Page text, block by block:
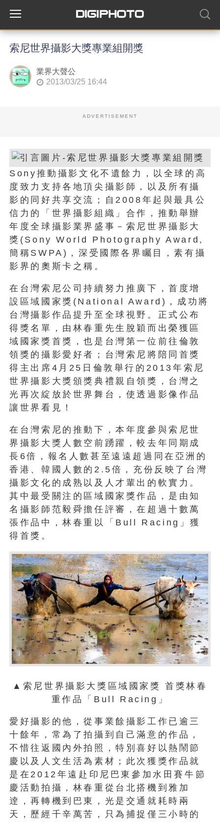
索尼世界攝影大獎專業組開獎
業界大聲公
2013/03/25 16:44
ADVERTISEMENT
Sony推動攝影文化不遺餘力，以全球的高
度致力支持各地頂尖攝影師，以及所有攝
影的同好共享交流；自2008年起與最具公
信力的「世界攝影組織」合作，推動舉辦
年度全球攝影業界盛事－索尼世界攝影大
獎(Sony World Photography Award,
簡稱SWPA)，深受國際各界矚目，素有攝
影界的奧斯卡之稱。
在台灣索尼公司持續努力推廣下，首度增
設區域國家獎(National Award)，成功將
台灣攝影作品提升至全球視野。正式公布
得獎名單，由林春重先生脫穎而出榮獲區
域國家獎首獎，也是台灣第一位前往倫敦
領獎的攝影愛好者；台灣索尼將陪同首獎
得主出席4月25日倫敦舉行的2013年索尼
世界攝影大獎頒獎典禮親自領獎，台灣之
光再次綻放於世界舞台，使透過影像作品
讓世界看見！
在台灣索尼的推動下，本年度參與索尼世
界攝影大獎人數空前踴躍，較去年同期成
長6倍，報名人數甚至遠遠超過同在亞洲的
香港、韓國人數的2.5倍，充份反映了台灣
攝影文化的成熟以及人才輩出的軟實力。
其中最受關注的區域國家獎作品，是由知
名攝影師范毅舜擔任評審，在超過十數萬
張作品中，林春重以「Bull Racing」獲
得首獎。
▲索尼世界攝影大獎區域國家獎 首獎林春
重作品「Bull Racing」
愛好攝影的他，從事業餘攝影工作已逾三
十餘年，常為了拍攝到自己滿意的作品，
不惜往返國內外拍照，特別喜好以熱鬧節
慶以及人文生活為素材；此次獲獎作品就
是在2012年遠赴印尼巴東參加水田賽牛節
慶活動拍攝，林春重從台北搭機到雅加
逹，再轉機到巴東，光是交通就耗時兩
天，歷經千辛萬苦，只為捕捉僅三小時的